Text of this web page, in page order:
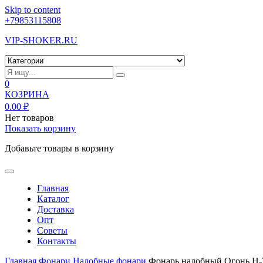
Skip to content
+79853115808
VIP-SHOKER.RU
0
КОЗРИНА
0.00 ₽
Нет товаров
Показать корзину
Добавьте товары в корзину
Главная
Каталог
Доставка
Опт
Советы
Контакты
Главная Фонари Налобные фонари Фонарь налобный Огонь